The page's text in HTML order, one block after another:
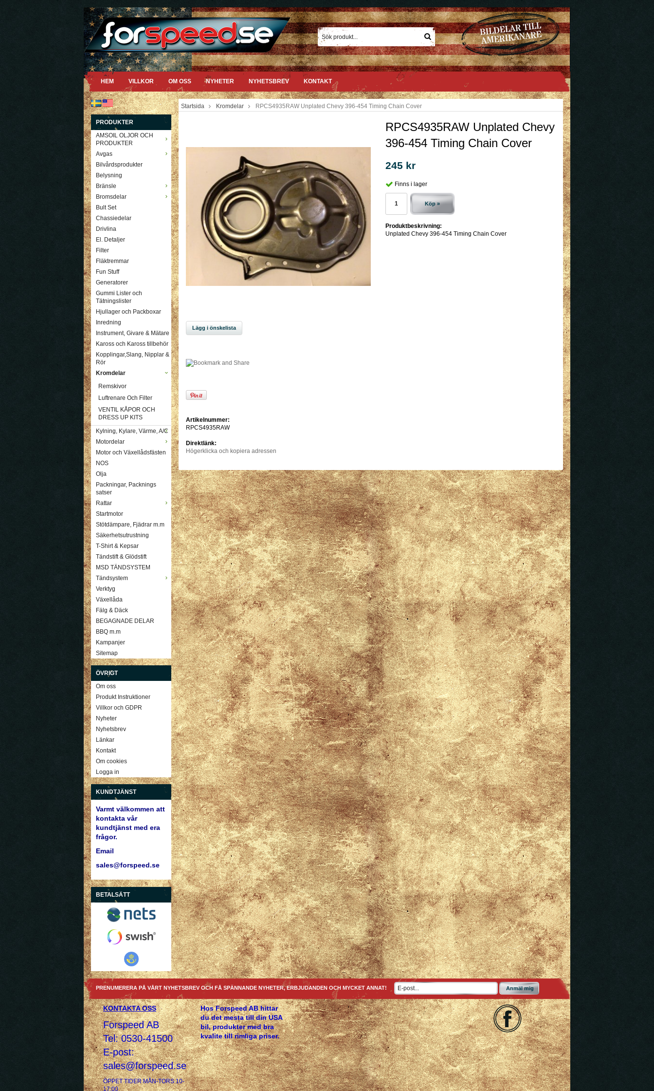
HEM VILLKOR OM OSS NYHETER NYHETSBREV KONTAKT
PRODUKTER
AMSOIL OLJOR OCH
PRODUKTER
Avgas
Bilvårdsprodukter
Belysning
Bränsle
Bromsdelar
Bult Set
Chassiedelar
Drivlina
El. Detaljer
Filter
Fläktremmar
Fun Stuff
Generatorer
Gummi Lister och
Tätningslister
Hjullager och Packboxar
Inredning
Instrument, Givare & Mätare
Kaross och Kaross tillbehör
Kopplingar,Slang, Nipplar &
Rör
Kromdelar
Remskivor
Luftrenare Och Filter
VENTIL KÅPOR OCH
DRESS UP KITS
Kylning, Kylare, Värme, A/C
Motordelar
Motor och Växellådsfästen
NOS
Olja
Packningar, Packnings
satser
Rattar
Startmotor
Stötdämpare, Fjädrar m.m
Säkerhetsutrustning
T-Shirt & Kepsar
Tändstift & Glödstift
MSD TÄNDSYSTEM
Tändsystem
Verktyg
Växellåda
Fälg & Däck
BEGAGNADE DELAR
BBQ m.m
Kampanjer
Sitemap
ÖVRIGT
Om oss
Produkt Instruktioner
Villkor och GDPR
Nyheter
Nyhetsbrev
Länkar
Kontakt
Om cookies
Logga in
KUNDTJÄNST
Varmt välkommen att
kontakta vår
kundtjänst med era
frågor.
Email
sales@forspeed.se
BETALSÄTT
Startsida Kromdelar RPCS4935RAW Unplated Chevy 396-454 Timing Chain Cover
Lägg i önskelista
Artikelnummer:
RPCS4935RAW
Direktlänk:
Högerklicka och kopiera adressen
RPCS4935RAW Unplated Chevy
396-454 Timing Chain Cover
245 kr
Finns i lager
Köp »
Produktbeskrivning:
Unplated Chevy 396-454 Timing Chain Cover
PRENUMERERA PÅ VÅRT NYHETSBREV OCH FÅ SPÄNNANDE NYHETER, ERBJUDANDEN OCH MYCKET ANNAT! Anmäl mig
KONTAKTA OSS
Forspeed AB
Tel: 0530-41500
E-post:
sales@forspeed.se
ÖPPET TIDER MÅN-TORS 10-
17:00
Hos Forspeed AB hittar
du det mesta till din USA
bil, produkter med bra
kvalite till rimliga priser.